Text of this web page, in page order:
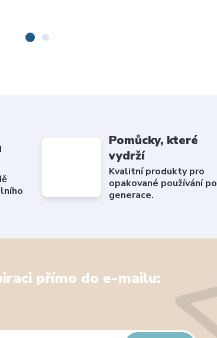
Pomůcky, které
vydrží
Kvalitní produkty pro
opakované používání po
generace.
přímo do e-mailu: